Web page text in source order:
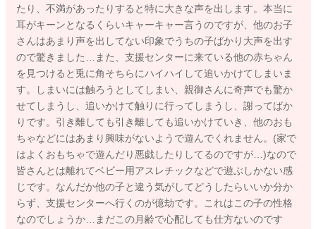
たり、不満があったりすると特に大きな声を出します。本当に
耳がキーンとなるくらいキャーキャー言うのですが、他のお子
さんはあまり声を出してない印象でうちの子ばかり大声を出す
ので驚きました…また、支援センターに来ている他の赤ちゃん
を見つけると兎に角そちらにハイハイして追いかけてしまいま
す。しまいには触ろうとしてしまい、親御さんに奇声でも驚か
せてしまうし、追いかけて触りに行ってしまうし、謝ってばか
りです。引き離しても引き離しても追いかけていき、他のおも
ちゃなどにはあまり興味がないようで遊んでくれません。(家で
はよくおもちゃで遊んだり悪戯したりしてるのですが…)なので
皆さんとは離れてベビー用アスレチックなどで遊ぶしかない感
じです。なんだか他の子と違う気がしてどうしたらいいか分か
らず、支援センターへ行くのが億劫です。これはこの子の性格
なのでしょうか…まだこの月齢で心配しても仕方ないのです